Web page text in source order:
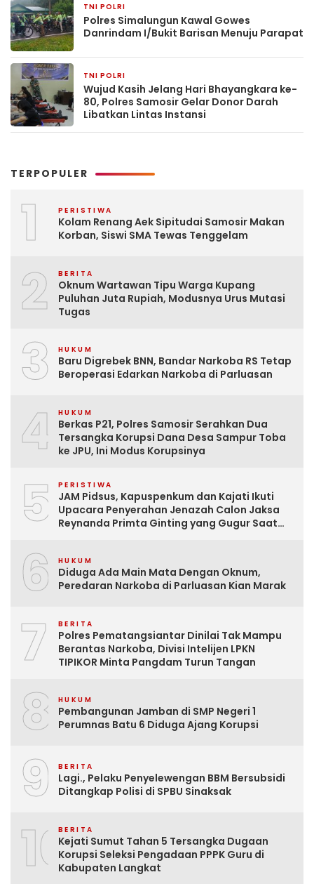
TNI POLRI
Polres Simalungun Kawal Gowes
Danrindam I/Bukit Barisan Menuju Parapat
TNI POLRI
Wujud Kasih Jelang Hari Bhayangkara ke-
80, Polres Samosir Gelar Donor Darah
Libatkan Lintas Instansi
TERPOPULER
1 PERISTIWA
Kolam Renang Aek Sipitudai Samosir Makan
Korban, Siswi SMA Tewas Tenggelam
2 BERITA
Oknum Wartawan Tipu Warga Kupang
Puluhan Juta Rupiah, Modusnya Urus Mutasi
Tugas
3 HUKUM
Baru Digrebek BNN, Bandar Narkoba RS Tetap
Beroperasi Edarkan Narkoba di Parluasan
4 HUKUM
Berkas P21, Polres Samosir Serahkan Dua
Tersangka Korupsi Dana Desa Sampur Toba
ke JPU, Ini Modus Korupsinya
5 PERISTIWA
JAM Pidsus, Kapuspenkum dan Kajati Ikuti
Upacara Penyerahan Jenazah Calon Jaksa
Reynanda Primta Ginting yang Gugur Saat
6 HUKUM
Diduga Ada Main Mata Dengan Oknum,
Peredaran Narkoba di Parluasan Kian Marak
7 BERITA
Polres Pematangsiantar Dinilai Tak Mampu
Berantas Narkoba, Divisi Intelijen LPKN
TIPIKOR Minta Pangdam Turun Tangan
8 HUKUM
Pembangunan Jamban di SMP Negeri 1
Perumnas Batu 6 Diduga Ajang Korupsi
9 BERITA
Lagi., Pelaku Penyelewengan BBM Bersubsidi
Ditangkap Polisi di SPBU Sinaksak
10BERITA
Kejati Sumut Tahan 5 Tersangka Dugaan
Korupsi Seleksi Pengadaan PPPK Guru di
Kabupaten Langkat